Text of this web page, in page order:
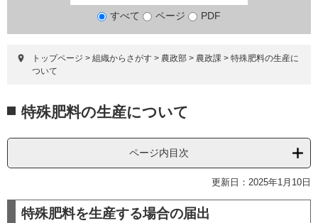
て
検
象
すべて ページ PDF
トップページ > 組織からさがす > 農政部 > 農政課 > 特殊肥料の生産に
ついて
文 特殊肥料の生産について
ページ内目次
更新日：2025年1月10日
特殊肥料を生産する場合の届出